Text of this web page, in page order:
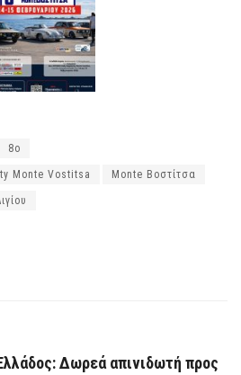
8ο
Monte Vostitsa Monte Βοστίτσα
Δωρεά απινιδωτή προς